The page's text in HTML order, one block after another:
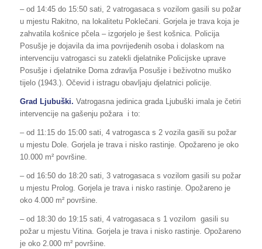
– od 14:45 do 15:50 sati, 2 vatrogasaca s vozilom gasili su požar
u mjestu Rakitno, na lokalitetu Poklečani. Gorjela je trava koja je
zahvatila košnice pčela – izgorjelo je šest košnica. Policija
Posušje je dojavila da ima povrijeđenih osoba i dolaskom na
intervenciju vatrogasci su zatekli djelatnike Policijske uprave
Posušje i djelatnike Doma zdravlja Posušje i beživotno muško
tijelo (1943.). Očevid i istragu obavljaju djelatnici policije.
Grad Ljubuški. Vatrogasna jedinica grada Ljubuški imala je četiri
intervencije na gašenju požara i to:
– od 11:15 do 15:00 sati, 4 vatrogasca s 2 vozila gasili su požar
u mjestu Dole. Gorjela je trava i nisko rastinje. Opožareno je oko
10.000 m² površine.
– od 16:50 do 18:20 sati, 3 vatrogasaca s vozilom gasili su požar
u mjestu Prolog. Gorjela je trava i nisko rastinje. Opožareno je
oko 4.000 m² površine.
– od 18:30 do 19:15 sati, 4 vatrogasaca s 1 vozilom gasili su
požar u mjestu Vitina. Gorjela je trava i nisko rastinje. Opožareno
je oko 2.000 m² površine.